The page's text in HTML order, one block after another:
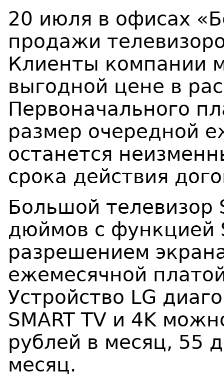
20 июля в офисах
продажи
Клиенты компании
выгодной цене в
Первоначального
размер очередной
останется
срока действия
Большой телевизор
дюймов с функцией
разрешением
ежемесячной
Устройство LG
SMART TV и 4K
рублей в месяц, 55
месяц.